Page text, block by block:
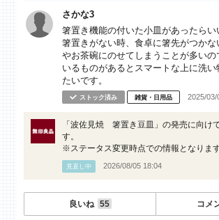
さかな3
箸置き機能の付いた小皿があったらい
箸置きがない時、食卓に箸先がつかな
やお茶碗にのせてしまうことが多いの
いるものがあるとスマートな上に洗
たいです。
ストック済み 雑貨・日用品 2025/03/
「波佐見焼 箸置き豆皿」の発売に向け
す。
※ステータス変更時点での情報となります
見直し中 2026/08/05 18:04
良いね 55 コメ